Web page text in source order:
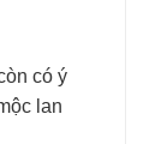
có ý
lan